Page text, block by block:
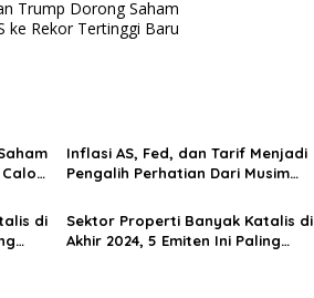
Trump Dorong Saham
ke Rekor Tertinggi Baru
Inflasi AS, Fed, dan Tarif Menjadi
Pengalih Perhatian Dari Musim
di
Sektor Properti Banyak Katalis di
Akhir 2024, 5 Emiten Ini Paling